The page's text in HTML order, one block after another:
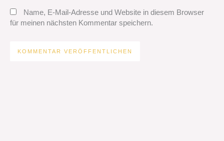
Name, E-Mail-Adresse und Website in diesem Browser
für meinen nächsten Kommentar speichern.